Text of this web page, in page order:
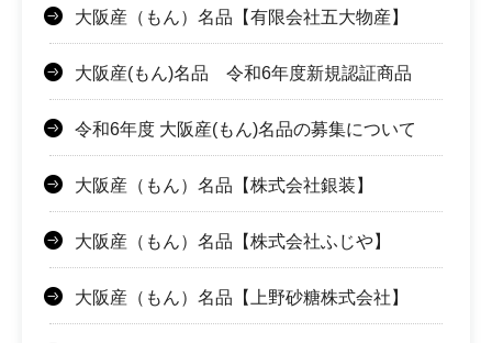
大阪産（もん）名品【有限会社五大物産】
大阪産(もん)名品 令和6年度新規認証商品
令和6年度 大阪産(もん)名品の募集について
大阪産（もん）名品【株式会社銀装】
大阪産（もん）名品【株式会社ふじや】
大阪産（もん）名品【上野砂糖株式会社】